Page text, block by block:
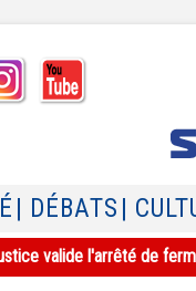
| DÉBATS |
valide l'arrêté de